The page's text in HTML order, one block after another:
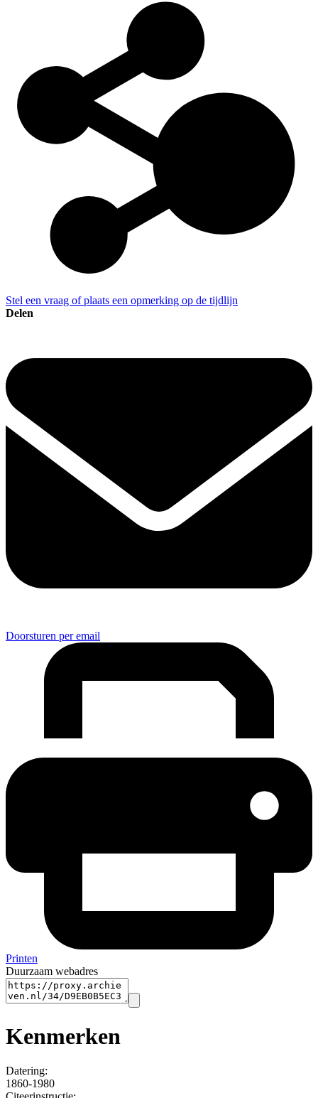
Stel een vraag of plaats een opmerking op de tijdlijn
Delen
Doorsturen per email
Printen
Duurzaam webadres
Kenmerken
Datering:
1860-1980